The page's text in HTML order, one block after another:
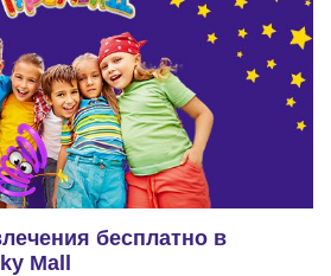
бесплатно в
Mall